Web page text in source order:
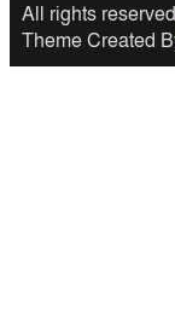
All rights
Theme Created